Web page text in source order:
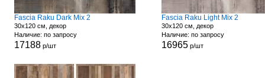
Fascia Raku Dark Mix 2
30x120 см, декор
Наличие: по запросу
17188р/шт
Fascia Raku Light Mix 2
30x120 см, декор
Наличие: по запросу
16965 р/шт